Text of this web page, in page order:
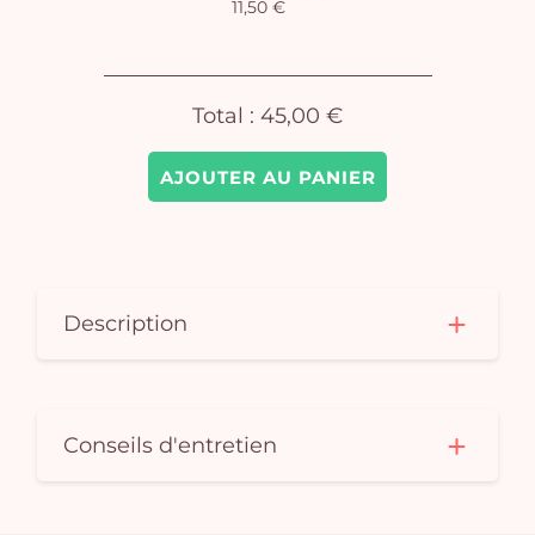
AJOUTER AU PANIER
11,50 €
Total : 45,00 €
Description
Conseils d'entretien